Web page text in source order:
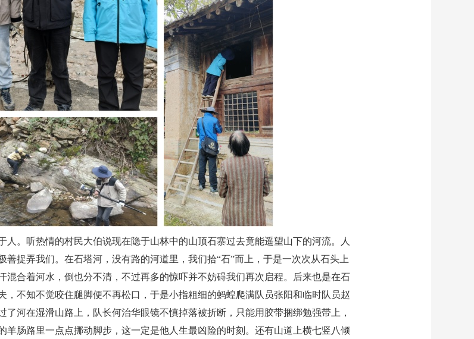
人。听热情的村民大伯说现在隐于山林中的山顶石寨过去竟能遥望山下的河流。人
捉弄我们。在石塔河，没有路的河道里，我们拾“石”而上，于是一次次从石头上
合着河水，倒也分不清，不过再多的惊吓并不妨碍我们再次启程。后来也是在石
，不知不觉咬住腿脚便不再松口，于是小指粗细的蚂蝗爬满队员张阳和临时队员赵
河在湿滑山路上，队长何治华眼镜不慎掉落被折断，只能用胶带捆绑勉强带上，
羊肠路里一点点挪动脚步，这一定是他人生最凶险的时刻。还有山道上横七竖八倾